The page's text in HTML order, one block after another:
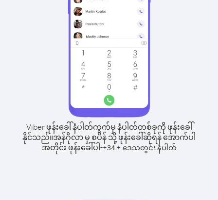
Viber ဖုန်းခေါ်နံပါတ်ကွက်မှ နံပါတ်တစ်ခုကို ဖုန်းခေါ်
နိုင်သည်။အန်ဂိုလာ မှ စပိန် သို့ ဖုန်းခေါ်ဆိုရန် အောက်ပါ
အတိုင်း ဖုန်းခေါ်ပါ-+34+ဒေသတွင်း နံပါတ်